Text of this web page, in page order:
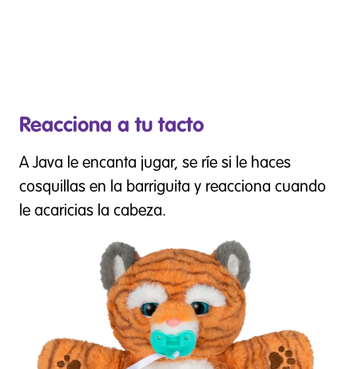
Reacciona a tu tacto
A Java le encanta jugar, se ríe si le haces
cosquillas en la barriguita y reacciona cuando
le acaricias la cabeza.